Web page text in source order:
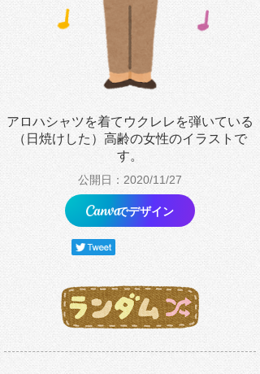
アロハシャツを着てウクレレを弾いている
（日焼けした）高齢の女性のイラストで
す。
公開日：2020/11/27
でデザイン